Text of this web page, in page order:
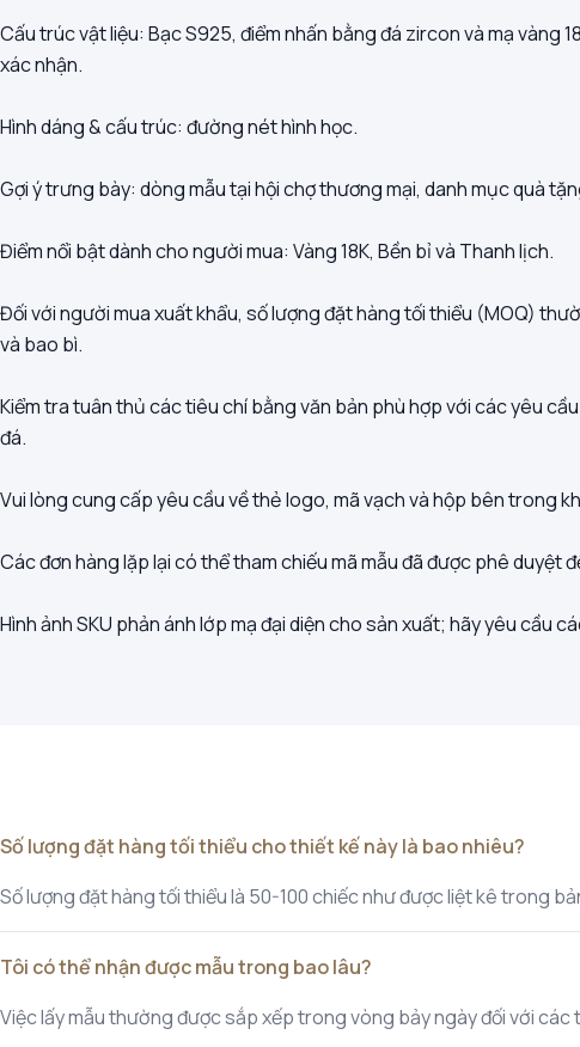
Cấu trúc vật liệu: Bạc S925, điểm nhấn bằng đá zircon và mạ vàng
xác nhận.
Hình dáng & cấu trúc: đường nét hình học.
Gợi ý trưng bày: dòng mẫu tại hội chợ thương mại, danh mục quà
Điểm nổi bật dành cho người mua: Vàng 18K, Bền bỉ và Thanh lịch.
Đối với người mua xuất khẩu, số lượng đặt hàng tối thiểu (MOQ)
và bao bì.
Kiểm tra tuân thủ các tiêu chí bằng văn bản phù hợp với các yêu
đá.
Vui lòng cung cấp yêu cầu về thẻ logo, mã vạch và hộp bên trong
Các đơn hàng lặp lại có thể tham chiếu mã mẫu đã được phê
Hình ảnh SKU phản ánh lớp mạ đại diện cho sản xuất; hãy yêu cầu
Số lượng đặt hàng tối thiểu cho thiết kế này là bao nhiêu?
Số lượng đặt hàng tối thiểu là 50-100 chiếc như được liệt kê trong
Tôi có thể nhận được mẫu trong bao lâu?
Việc lấy mẫu thường được sắp xếp trong vòng bảy ngày đối với